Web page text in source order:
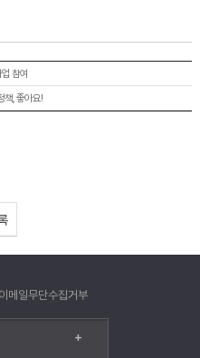
참여
책, 좋아요!
이메일무단수집거부
+